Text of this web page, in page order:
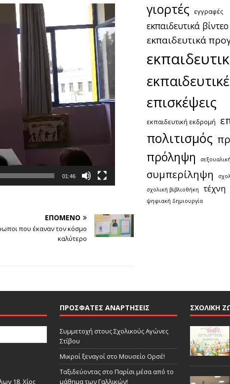
01:46
ΕΠΌΜΕΝΟ
που έκαναν τον κόσμο
καλύτερο
γιορτές εγγραφές
εκπαιδευτικά βίντεο
εκπαιδευτικά
επισκέψεις
εκπαιδευτική εκδρομή
πολιτισμός
πρόληψη
συμπερίληψη
σχολική βιβλιοθήκη
τέχνη
ψηφιακή δημιουργία
18, Χίος
ΠΡΌΣΦΑΤΕΣ ΑΝΑΡΤΉΣΕΙΣ
Συμμετοχή στους Σχολικούς Αγώνες
Στίβου
Μικροί ξεναγοί στο Μουσείο Ορσέ!
Ταξιδεύοντας στο Παρίσι μέσα από το
μάθημα των Γαλλικών!
ΣΧΟΛΙΚΗ